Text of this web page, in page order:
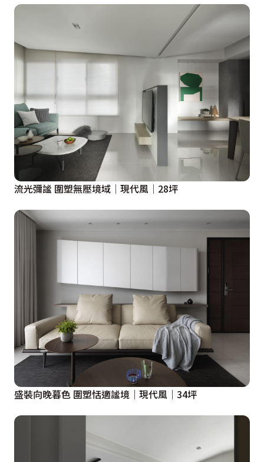
流光彌謐 圍塑無壓境域│現代風│28坪
盛裝向晚暮色 圍塑恬適謐境｜現代風｜34坪